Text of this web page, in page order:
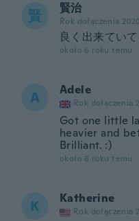
賢 賢治
Rok dołączenia
良く出来てい
około 6 roku temu
A Adele
Rok dołączenia
Got one little
heavier and
Brilliant. :)
około 6 roku temu
K Katherine
Rok dołączenia